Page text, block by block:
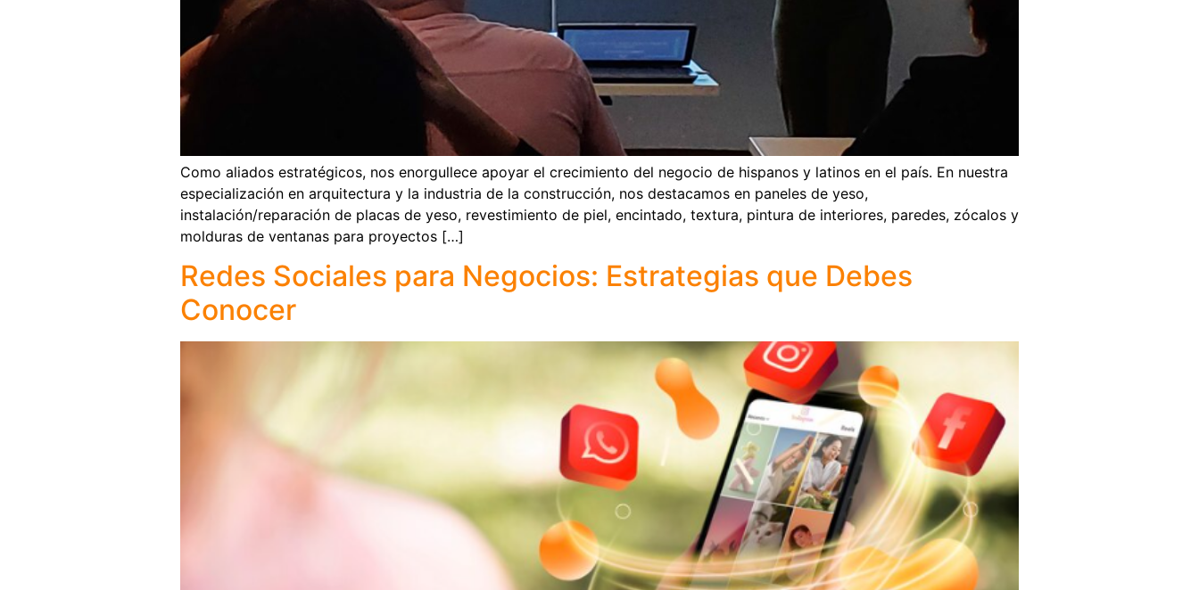
Como aliados estratégicos, nos enorgullece apoyar el crecimiento del negocio de hispanos y latinos en el país. En nuestra
especialización en arquitectura y la industria de la construcción, nos destacamos en paneles de yeso,
instalación/reparación de placas de yeso, revestimiento de piel, encintado, textura, pintura de interiores, paredes, zócalos y
molduras de ventanas para proyectos […]
Redes Sociales para Negocios: Estrategias que Debes
Conocer